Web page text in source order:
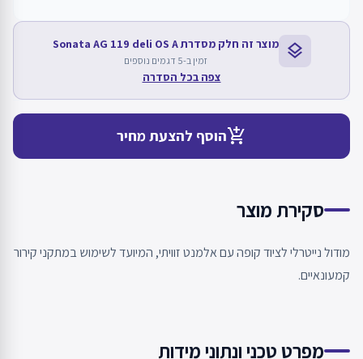
layers מוצר זה חלק מסדרת Sonata AG 119 deli OS A
זמין ב-5 דגמים נוספים
צפה בכל הסדרה
add_shopping_cartהוסף להצעת מחיר
סקירת מוצר
מודול נייטרלי לציוד קופה עם אלמנט זוויתי, המיועד לשימוש במתקני קירור
קמעונאיים.
מפרט טכני ונתוני מידות